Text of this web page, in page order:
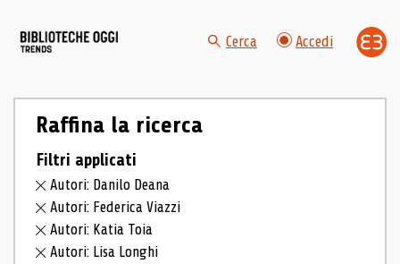
Cerca Accedi
Raffina la ricerca
Filtri applicati
Autori: Danilo Deana
Autori: Federica Viazzi
Autori: Katia Toia
Autori: Lisa Longhi